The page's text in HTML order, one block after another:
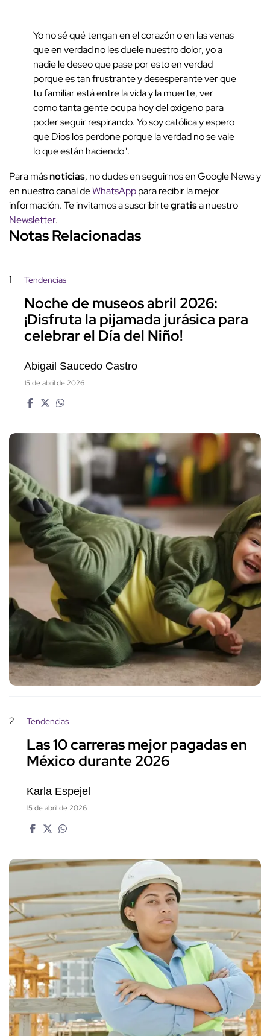
Yo no sé qué tengan en el corazón o en las venas
que en verdad no les duele nuestro dolor, yo a
nadie le deseo que pase por esto en verdad
porque es tan frustrante y desesperante ver que
tu familiar está entre la vida y la muerte, ver
como tanta gente ocupa hoy del oxígeno para
poder seguir respirando. Yo soy católica y espero
que Dios los perdone porque la verdad no se vale
lo que están haciendo".
Para másnoticias, no dudes en seguirnos en Google News y
en nuestro canal deWhatsApppara recibir la mejor
información. Te invitamos a suscribirtegratisa nuestro
Newsletter.
Notas Relacionadas
1 Tendencias
Noche de museos abril 2026:
¡Disfruta la pijamada jurásica para
celebrar el Día del Niño!
Abigail Saucedo Castro
15 de abril de 2026
2 Tendencias
Las 10 carreras mejor pagadas en
México durante 2026
Karla Espejel
15 de abril de 2026